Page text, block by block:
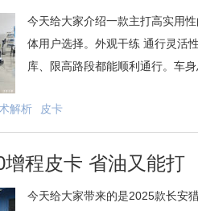
今天给大家介绍一款主打高实用
体用户选择。外观干练 通行灵活
库、限高路段都能顺利通行。车
解析 皮卡
程皮卡 省油又能打
今天给大家带来的是2025款长安